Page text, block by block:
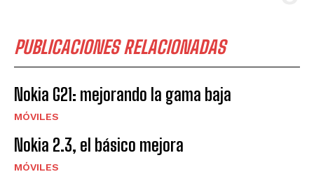
PUBLICACIONES RELACIONADAS
Nokia G21: mejorando la gama baja
MÓVILES
Nokia 2.3, el básico mejora
MÓVILES